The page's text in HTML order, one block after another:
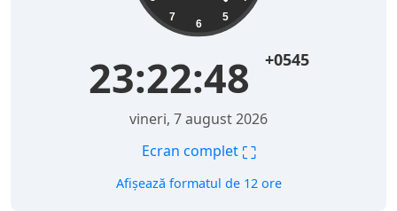
5
6
7
23:22:48 +0545
vineri, 7 august 2026
Ecran complet ⛶
Afișează formatul de 12 ore